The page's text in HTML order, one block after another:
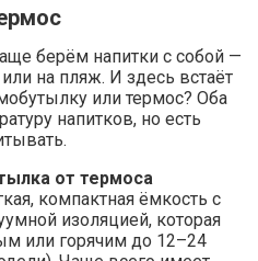
берём напитки с собой —
на пляж. И здесь встаёт
или термос? Оба
напитков, но есть
от термоса
компактная ёмкость с
изоляцией, которая
или горячим до 12–24